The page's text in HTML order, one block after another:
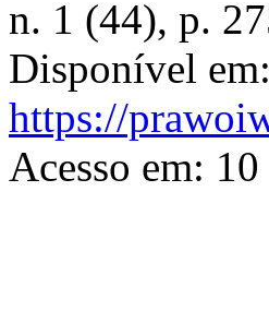
n. 1 (44), p.
Disponível em:
https://
Acesso em: